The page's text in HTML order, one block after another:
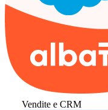
Vendite e CRM